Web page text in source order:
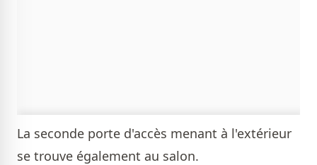
La seconde porte d'accès menant à l'extérieur
se trouve également au salon.